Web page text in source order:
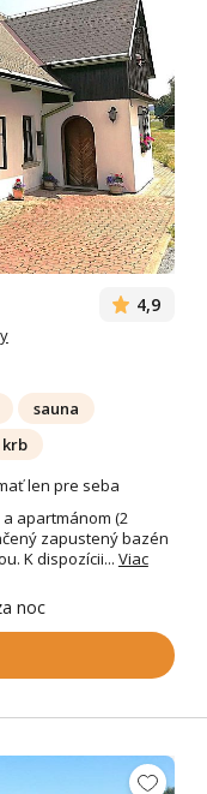
4,9
sauna
krb
len pre seba
apartmánom (2
zapustený bazén
K dispozícii... Viac
noc